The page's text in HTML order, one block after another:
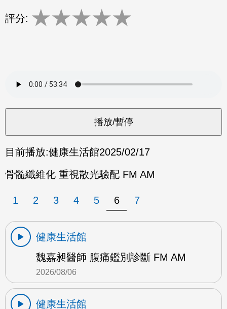
評分: ★★★★★
目前播放:健康生活館2025/02/17
骨髓纖維化 重視散光驗配 FM AM
1 2 3 4 5 6 7
健康生活館
魏嘉昶醫師 腹痛鑑別診斷 FM AM
2026/08/06
健康生活館